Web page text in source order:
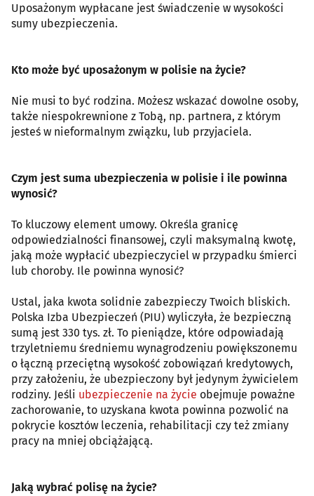
Uposażonym wypłacane jest świadczenie w wysokości
sumy ubezpieczenia.
Kto może być uposażonym w polisie na życie?
Nie musi to być rodzina. Możesz wskazać dowolne osoby,
także niespokrewnione z Tobą, np. partnera, z którym
jesteś w nieformalnym związku, lub przyjaciela.
Czym jest suma ubezpieczenia w polisie i ile powinna
wynosić?
To kluczowy element umowy. Określa granicę
odpowiedzialności finansowej, czyli maksymalną kwotę,
jaką może wypłacić ubezpieczyciel w przypadku śmierci
lub choroby. Ile powinna wynosić?
Ustal, jaka kwota solidnie zabezpieczy Twoich bliskich.
Polska Izba Ubezpieczeń (PIU) wyliczyła, że bezpieczną
sumą jest 330 tys. zł. To pieniądze, które odpowiadają
trzyletniemu średniemu wynagrodzeniu powiększonemu
o łączną przeciętną wysokość zobowiązań kredytowych,
przy założeniu, że ubezpieczony był jedynym żywicielem
rodziny. Jeśli ubezpieczenie na życie obejmuje poważne
zachorowanie, to uzyskana kwota powinna pozwolić na
pokrycie kosztów leczenia, rehabilitacji czy też zmiany
pracy na mniej obciążającą.
Jaką wybrać polisę na życie?